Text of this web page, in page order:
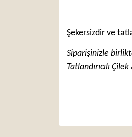
Şekersizdir ve
Siparişinizle
Tatlandırıcılı